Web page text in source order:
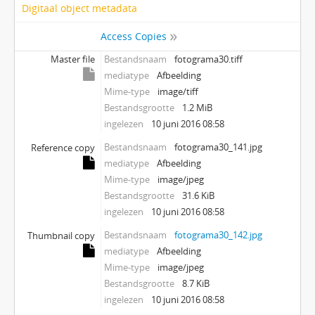
Digitaal object metadata
Access Copies
Master file Bestandsnaam
fotograma30.tiff
mediatype
Afbeelding
Mime-type
image/tiff
Bestandsgrootte
1.2 MiB
ingelezen
10 juni 2016 08:58
Reference copy
Bestandsnaam
fotograma30_141.jpg
mediatype
Afbeelding
Mime-type
image/jpeg
Bestandsgrootte
31.6 KiB
ingelezen
10 juni 2016 08:58
Thumbnail copy
Bestandsnaam
fotograma30_142.jpg
mediatype
Afbeelding
Mime-type
image/jpeg
Bestandsgrootte
8.7 KiB
ingelezen
10 juni 2016 08:58